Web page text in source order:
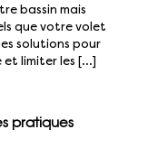
bassin mais
que votre volet
solutions pour
et limiter les […]
pratiques